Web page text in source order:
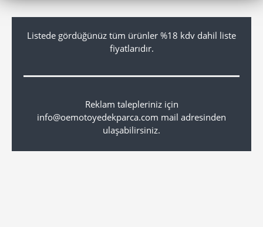
Listede gördüğünüz tüm ürünler %18 kdv dahil liste
fiyatlarıdır.
Reklam talepleriniz için
info@oemotoyedekparca.com mail adresinden
ulaşabilirsiniz.